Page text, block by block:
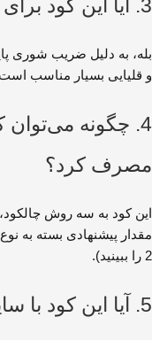
3. آیا این کود برای خاک‌های شور مناسب است؟
بله، به دلیل ضریب شوری
و قلیایی بسیار مناسب
4. چگونه می‌توان
مصرف کرد؟
این کود به سه روش
مقدار پیشنهادی بسته
2 را ببینید).
5. آیا این کود با سایر کودها قابل اختلاط است؟